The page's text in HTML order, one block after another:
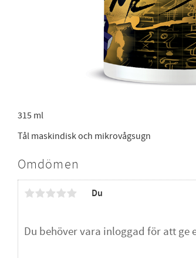
315 ml
Tål maskindisk och mikrovågsugn
Omdömen
Du